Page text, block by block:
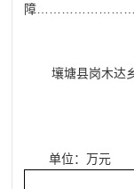
障……………………等
壤塘县岗木达乡
单位：万元